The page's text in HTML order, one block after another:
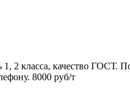
1, 2 класса, качество ГОСТ.
8000 руб/т